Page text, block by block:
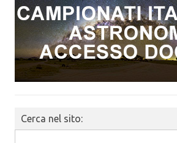
Cerca nel sito: